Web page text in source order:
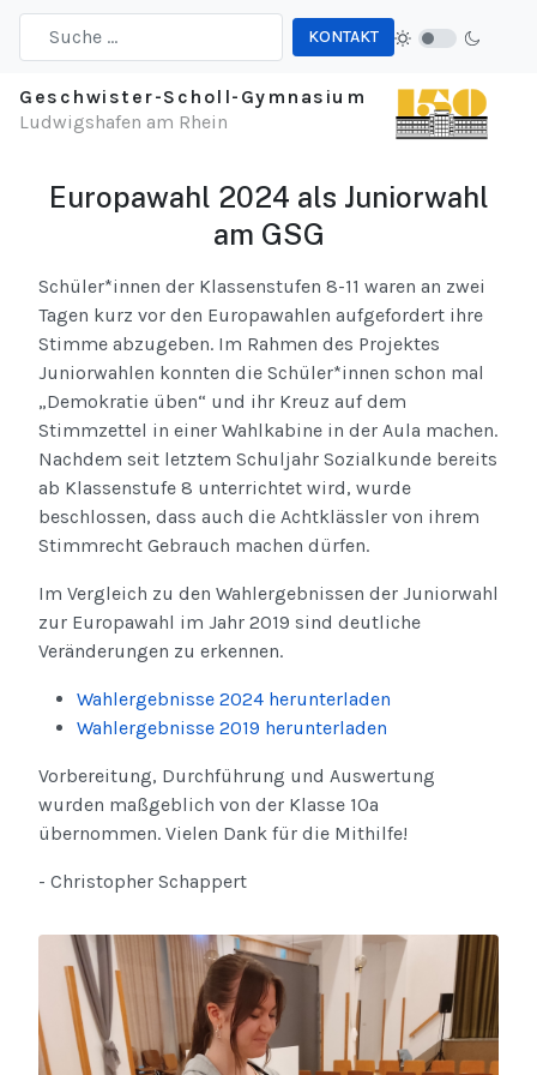
KONTAKT
Geschwister-Scholl-Gymnasium
Ludwigshafen am Rhein
Europawahl 2024 als Juniorwahl
am GSG
Schüler*innen der Klassenstufen 8-11 waren an zwei
Tagen kurz vor den Europawahlen aufgefordert ihre
Stimme abzugeben. Im Rahmen des Projektes
Juniorwahlen konnten die Schüler*innen schon mal
„Demokratie üben“ und ihr Kreuz auf dem
Stimmzettel in einer Wahlkabine in der Aula machen.
Nachdem seit letztem Schuljahr Sozialkunde bereits
ab Klassenstufe 8 unterrichtet wird, wurde
beschlossen, dass auch die Achtklässler von ihrem
Stimmrecht Gebrauch machen dürfen.
Im Vergleich zu den Wahlergebnissen der Juniorwahl
zur Europawahl im Jahr 2019 sind deutliche
Veränderungen zu erkennen.
Wahlergebnisse 2024 herunterladen
Wahlergebnisse 2019 herunterladen
Vorbereitung, Durchführung und Auswertung
wurden maßgeblich von der Klasse 10a
übernommen. Vielen Dank für die Mithilfe!
- Christopher Schappert